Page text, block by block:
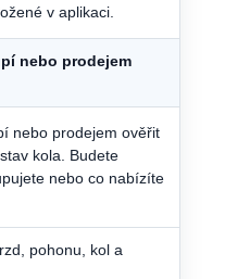
v aplikaci.
nebo prodejem
nebo prodejem ověřit
kola. Budete
nebo co nabízíte
pohonu, kol a